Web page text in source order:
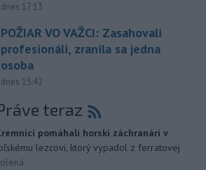
dnes 17:13
POŽIAR VO VAŽCI: Zasahovali
profesionáli, zranila sa jedna
osoba
dnes 15:42
teraz
pomáhali horskí záchranári v
lezcovi, ktorý vypadol z ferratovej